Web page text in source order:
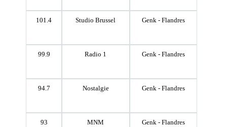
101.4 Studio Brussel Genk - Flandres
99.9 Radio 1 Genk - Flandres
94.7 Nostalgie Genk - Flandres
93 MNM Genk - Flandres